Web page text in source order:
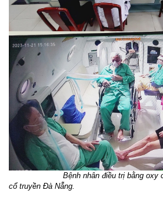
Bệnh nhân điều trị bằng oxy cao
cổ truyền Đà Nẵng.